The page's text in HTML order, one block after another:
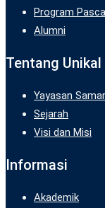
Program
Alumni
Tentang Unikal
Yayasan
Sejarah
Visi dan Misi
Informasi
Akademik